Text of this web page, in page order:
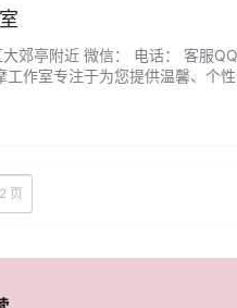
郊亭附近 微信： 电话： 客服
工作室专注于为您提供温馨、个
页